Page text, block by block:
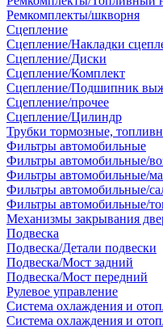
Ремкомплекты/шкворня
Сцепление
Сцепление/Накладки
Сцепление/Диски
Сцепление/Комплект
Сцепление/Подшипник
Сцепление/прочее
Сцепление/Цилиндр
Трубки тормозные,
Фильтры автомобильные
Фильтры автомобильные/
Фильтры автомобильные/
Фильтры автомобильные/
Фильтры автомобильные/
Механизмы закрывания
Подвеска
Подвеска/Детали подвески
Подвеска/Мост задний
Подвеска/Мост передний
Рулевое управление
Система охлаждения и
Система охлаждения и